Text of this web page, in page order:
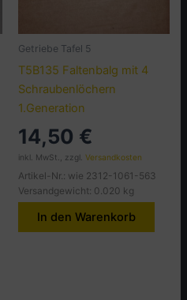
Getriebe Tafel 5
T5B135 Faltenbalg mit 4
Schraubenlöchern
1.Generation
14,50 €
inkl. MwSt., zzgl. Versandkosten
Artikel-Nr.: wie 2312-1061-563
Versandgewicht: 0.020 kg
In den Warenkorb